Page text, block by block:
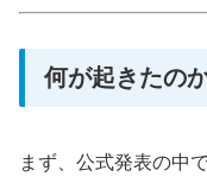
何が起きたの
まず、公式発表の中